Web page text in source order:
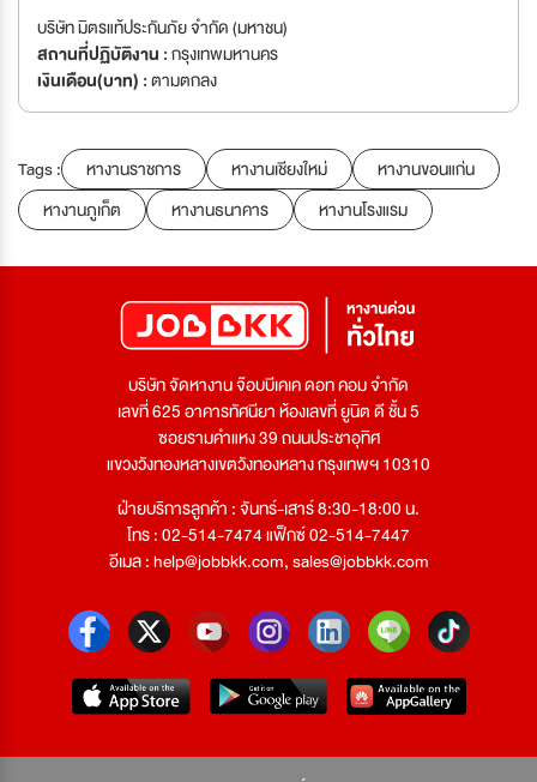
บริษัท มิตรแท้ประกันภัย จำกัด (มหาชน)
สถานที่ปฏิบัติงาน :กรุงเทพมหานคร
เงินเดือน(บาท) :ตามตกลง
Tags : หางานราชการ หางานเชียงใหม่
หางานขอนแก่น
หางานภูเก็ต
หางานธนาคาร หางานโรงแรม
บริษัท จัดหางาน จ๊อบบีเคเค ดอท คอม จำกัด
เลขที่ 625 อาคารทัศนียา ห้องเลขที่ ยูนิต ดี ชั้น 5
ซอยรามคำแหง 39 ถนนประชาอุทิศ
แขวงวังทองหลางเขตวังทองหลาง กรุงเทพฯ 10310
ฝ่ายบริการลูกค้า : จันทร์-เสาร์ 8:30-18:00 น.
โทร : 02-514-7474 แฟ็กซ์ 02-514-7447
อีเมล :help@jobbkk.com,sales@jobbkk.com